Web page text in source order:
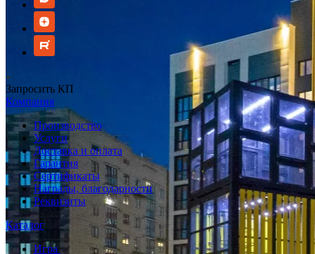
Запросить КП
Компания
Производство
Услуги
Доставка и оплата
Гарантия
Сертификаты
Награды, благодарности
Реквизиты
Каталог
Игра